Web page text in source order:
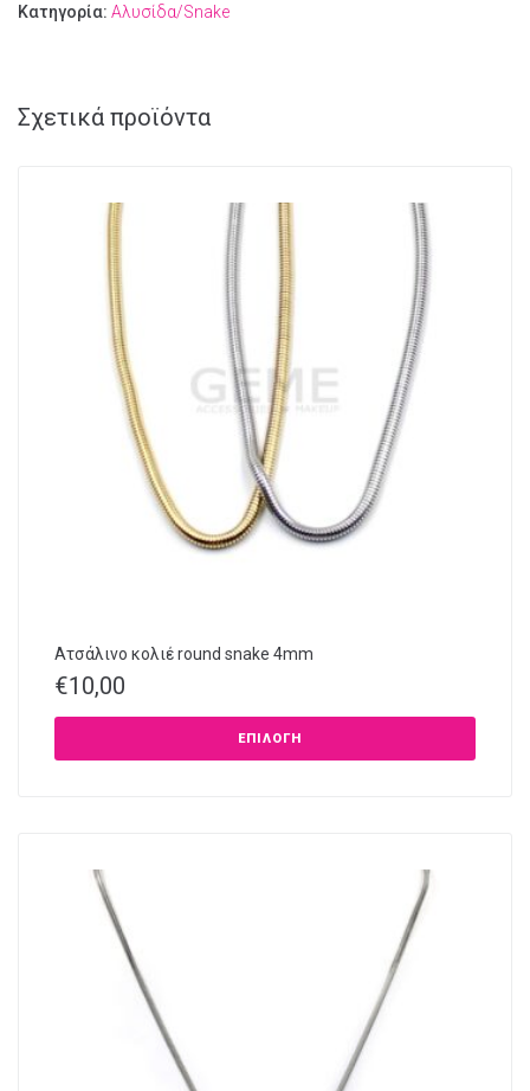
Κατηγορία: Αλυσίδα/Snake
Σχετικά προϊόντα
Ατσάλινο κολιέ round snake 4mm
€10,00
ΕΠΙΛΟΓΉ